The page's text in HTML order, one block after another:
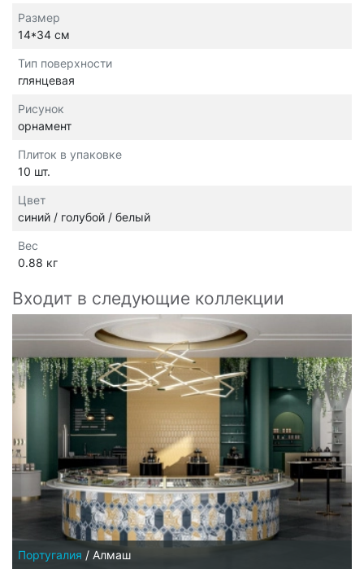
Размер
14*34 см
Тип поверхности
глянцевая
Рисунок
орнамент
Плиток в упаковке
10 шт.
Цвет
синий / голубой / белый
Вес
0.88 кг
Входит в следующие коллекции
Португалия / Алмаш